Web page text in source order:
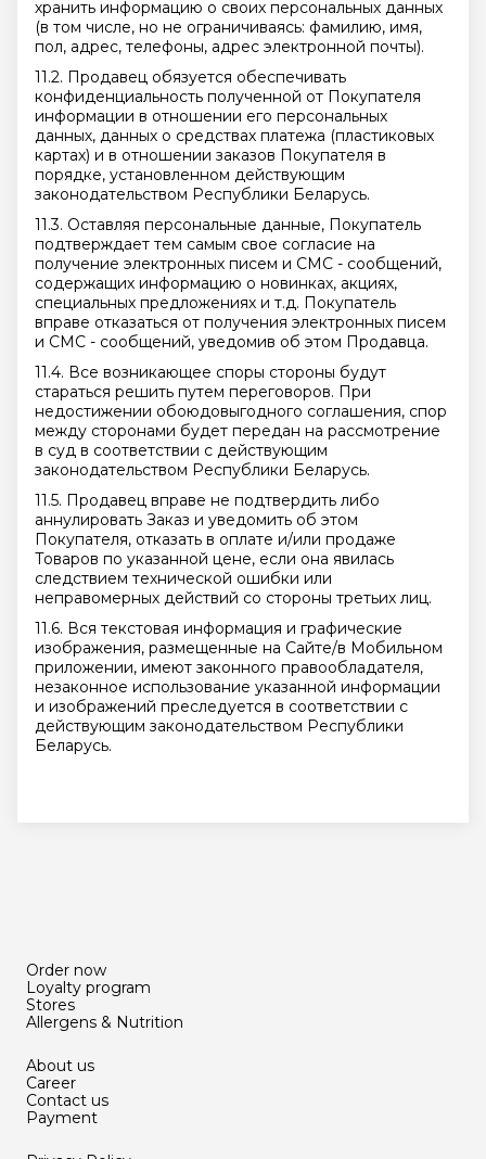
хранить информацию о своих персональных данных
(в том числе, но не ограничиваясь: фамилию, имя,
пол, адрес, телефоны, адрес электронной почты).
11.2. Продавец обязуется обеспечивать
конфиденциальность полученной от Покупателя
информации в отношении его персональных
данных, данных о средствах платежа (пластиковых
картах) и в отношении заказов Покупателя в
порядке, установленном действующим
законодательством Республики Беларусь.
11.3. Оставляя персональные данные, Покупатель
подтверждает тем самым свое согласие на
получение электронных писем и СМС - сообщений,
содержащих информацию о новинках, акциях,
специальных предложениях и т.д. Покупатель
вправе отказаться от получения электронных писем
и СМС - сообщений, уведомив об этом Продавца.
11.4. Все возникающее споры стороны будут
стараться решить путем переговоров. При
недостижении обоюдовыгодного соглашения, спор
между сторонами будет передан на рассмотрение
в суд в соответствии с действующим
законодательством Республики Беларусь.
11.5. Продавец вправе не подтвердить либо
аннулировать Заказ и уведомить об этом
Покупателя, отказать в оплате и/или продаже
Товаров по указанной цене, если она явилась
следствием технической ошибки или
неправомерных действий со стороны третьих лиц.
11.6. Вся текстовая информация и графические
изображения, размещенные на Сайте/в Мобильном
приложении, имеют законного правообладателя,
незаконное использование указанной информации
и изображений преследуется в соответствии с
действующим законодательством Республики
Беларусь.
Order now
Loyalty program
Stores
Allergens & Nutrition
About us
Career
Contact us
Payment